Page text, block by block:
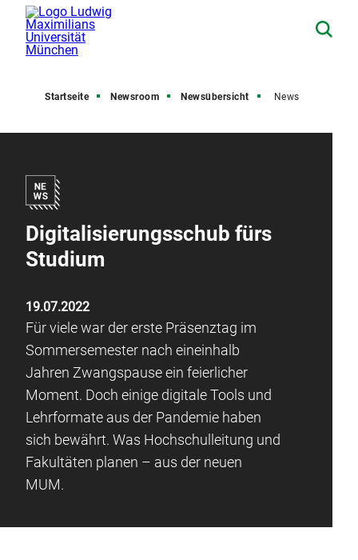
Startseite Newsroom Newsübersicht News
Digitalisierungsschub fürs
Studium
19.07.2022
Für viele war der erste Präsenztag im
Sommersemester nach eineinhalb
Jahren Zwangspause ein feierlicher
Moment. Doch einige digitale Tools und
Lehrformate aus der Pandemie haben
sich bewährt. Was Hochschulleitung und
Fakultäten planen – aus der neuen
MUM.